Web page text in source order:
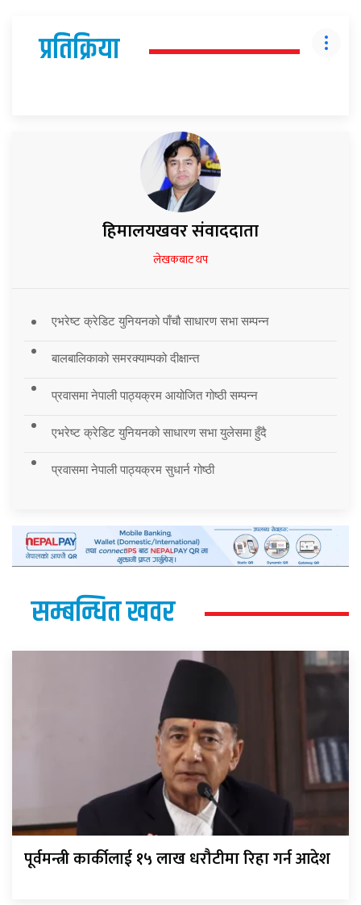
प्रतिक्रिया
हिमालयखवर संवाददाता
लेखकबाट थप
एभरेष्ट क्रेडिट युनियनको पाँचौ साधारण सभा सम्पन्न
बालबालिकाको समरक्याम्पको दीक्षान्त
प्रवासमा नेपाली पाठ्यक्रम आयोजित गोष्ठी सम्पन्न
एभरेष्ट क्रेडिट युनियनको साधारण सभा युलेसमा हुँदै
प्रवासमा नेपाली पाठ्यक्रम सुधार्न गोष्ठी
सम्बन्धित खवर
पूर्वमन्त्री कार्कीलाई १५ लाख धरौटीमा रिहा गर्न आदेश